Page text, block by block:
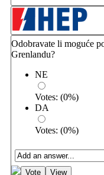
Odobravate li moguće
Grenlandu?
NE
Votes: (0%)
DA
Votes: (0%)